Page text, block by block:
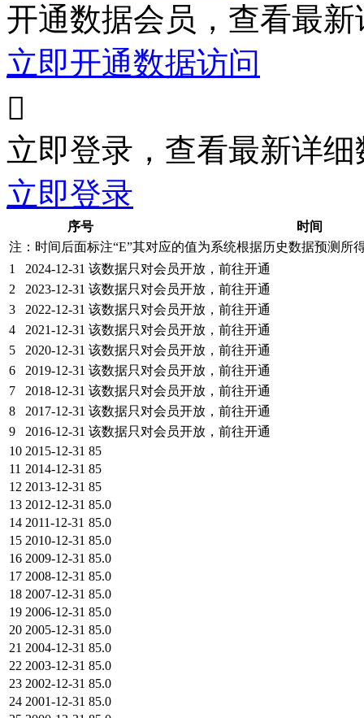
开通数据会员，查看最
立即开通数据访问

立即登录，查看最新详细
立即登录
序号
时间
注：时间后面标注“E”其对应的值为系统根据历史数据预测所
1
2024-12-31 该数据只对会员开放，前往开通
2
2023-12-31 该数据只对会员开放，前往开通
3
2022-12-31 该数据只对会员开放，前往开通
4
2021-12-31 该数据只对会员开放，前往开通
5
2020-12-31 该数据只对会员开放，前往开通
6
2019-12-31 该数据只对会员开放，前往开通
7
2018-12-31 该数据只对会员开放，前往开通
8
2017-12-31 该数据只对会员开放，前往开通
9
2016-12-31 该数据只对会员开放，前往开通
10 2015-12-31 85
11 2014-12-31 85
12 2013-12-31 85
13 2012-12-31 85.0
14 2011-12-31 85.0
15 2010-12-31 85.0
16 2009-12-31 85.0
17 2008-12-31 85.0
18 2007-12-31 85.0
19 2006-12-31 85.0
20 2005-12-31 85.0
21 2004-12-31 85.0
22 2003-12-31 85.0
23 2002-12-31 85.0
24 2001-12-31 85.0